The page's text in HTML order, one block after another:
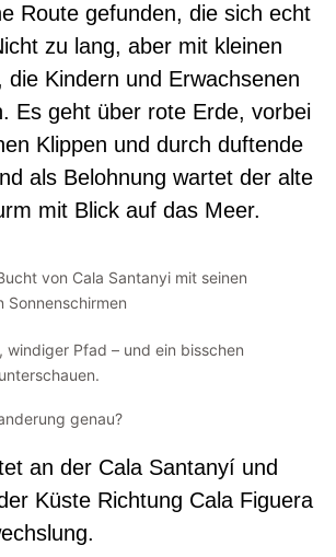
Route gefunden, die sich echt
zu lang, aber mit kleinen
die Kindern und Erwachsenen
Es geht über rote Erde, vorbei
Klippen und durch duftende
als Belohnung wartet der alte
mit Blick auf das Meer.
genau?
an der Cala Santanyí und
Küste Richtung Cala Figuera